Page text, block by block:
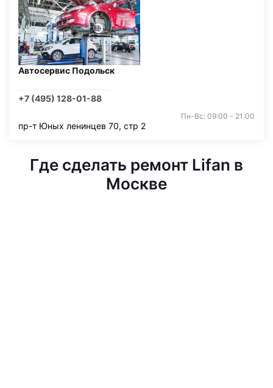
Автосервис Подольск
+7 (495) 128-01-88
Пн-Вс: 09:00 - 21:00
пр-т Юных ленинцев 70, стр 2
Где сделать ремонт Lifan в
Москве